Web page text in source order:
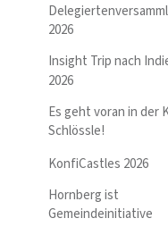
2026
Insight Trip nach
2026
Es geht voran in der
Schlössle!
KonfiCastles 2026
Hornberg ist
Gemeindeinitiative